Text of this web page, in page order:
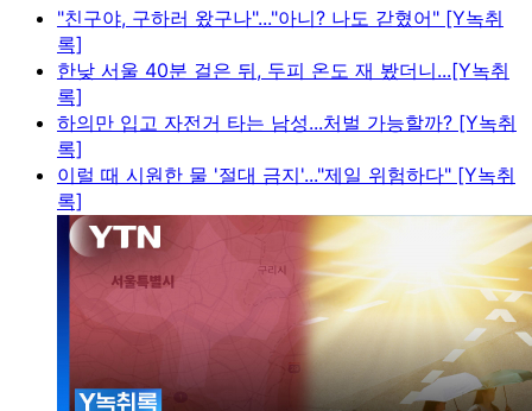
"친구야, 구하러 왔구나"..."아니? 나도 갇혔어" [Y녹취
록]
한낮 서울 40분 걸은 뒤, 두피 온도 재 봤더니...[Y녹취
록]
하의만 입고 자전거 타는 남성...처벌 가능할까? [Y녹취
록]
이럴 때 시원한 물 '절대 금지'..."제일 위험하다" [Y녹취
록]